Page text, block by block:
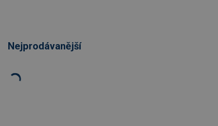
Nejprodávanější